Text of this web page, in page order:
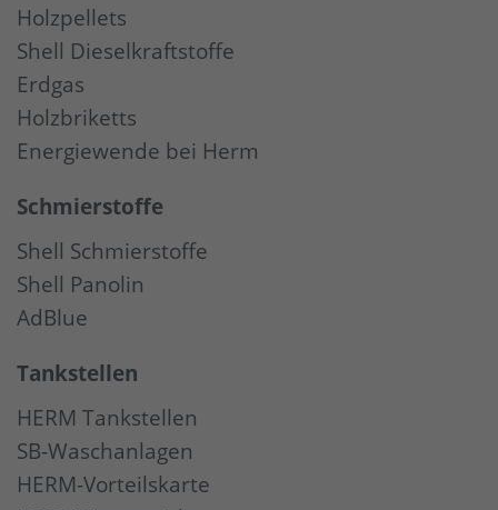
Holzpellets
Shell Dieselkraftstoffe
Erdgas
Holzbriketts
Energiewende bei Herm
Schmierstoffe
Shell Schmierstoffe
Shell Panolin
AdBlue
Tankstellen
HERM Tankstellen
SB-Waschanlagen
HERM-Vorteilskarte